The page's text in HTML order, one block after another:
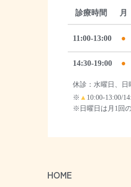
診療時間 月
11:00-13:00 ●
14:30-19:00 ●
休診：水曜日、日
※ ▲ 10:00-13:00/
※日曜日は月1回
HOME